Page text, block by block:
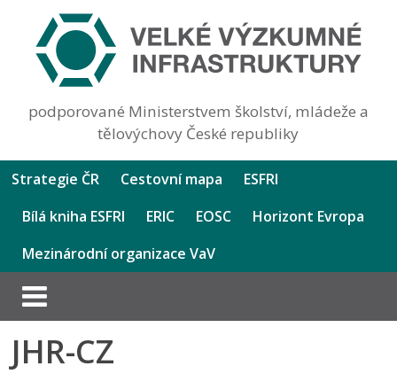
podporované Ministerstvem školství, mládeže a
tělovýchovy České republiky
Strategie ČR Cestovní mapa
ESFRI
Bílá kniha ESFRI
ERIC EOSC
Horizont Evropa
Mezinárodní organizace VaV
JHR-CZ